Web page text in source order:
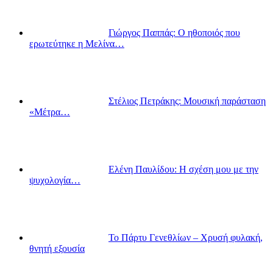
Γιώργος Παππάς: Ο ηθοποιός που
ερωτεύτηκε η Μελίνα…
Στέλιος Πετράκης: Μουσική παράσταση
«Μέτρα…
Ελένη Παυλίδου: Η σχέση μου με την
ψυχολογία…
Το Πάρτυ Γενεθλίων – Χρυσή φυλακή,
θνητή εξουσία